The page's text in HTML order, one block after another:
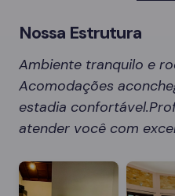
Nossa Estrutura
Ambiente tranquilo e
Acomodações
estadia
atender você com